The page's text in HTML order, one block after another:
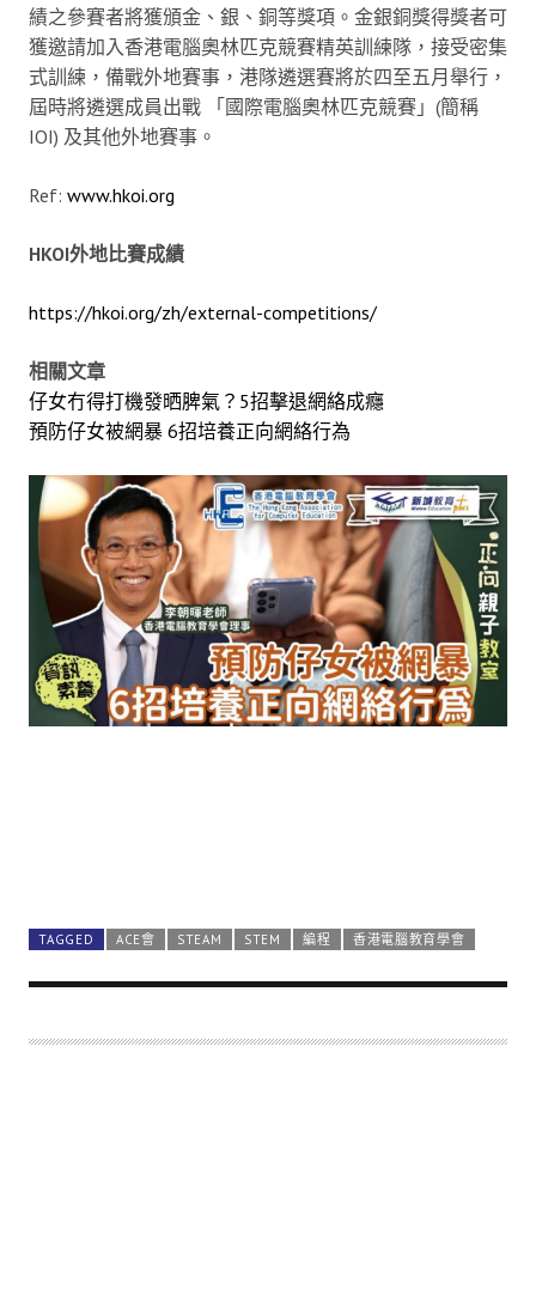
績之參賽者將獲頒金、銀、銅等獎項。金銀銅獎得獎者可
獲邀請加入香港電腦奧林匹克競賽精英訓練隊，接受密集
式訓練，備戰外地賽事，港隊遴選賽將於四至五月舉行，
屆時將遴選成員出戰 「國際電腦奧林匹克競賽」(簡稱
IOI) 及其他外地賽事。
Ref: www.hkoi.org
HKOI外地比賽成績
https://hkoi.org/zh/external-competitions/
相關文章
仔女冇得打機發晒脾氣？5招擊退網絡成癮
預防仔女被網暴 6招培養正向網絡行為
TAGGED ACE會 STEAM STEM 編程 香港電腦教育學會